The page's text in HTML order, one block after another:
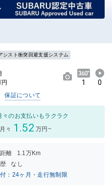
シスト衝突回避支援システム
1 0
保証について
のお支払いもラクラク
月々 1.52 万円~
離
1.1万Km
なし
：24ヶ月・走行無制限